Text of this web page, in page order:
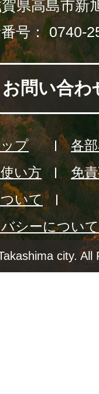
県高島市新
号： 0740-
お問い合わ
プ
各
い方
免
いて
シーについて
city. All